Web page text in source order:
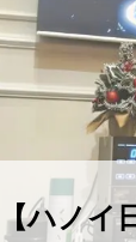
【ハノイ